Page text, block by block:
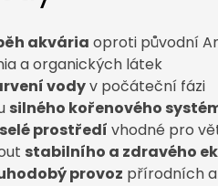
akvária oproti původní
a organických látek
vodyv počáteční fázi
silného kořenového
prostředí vhodné pro
stabilního a zdravého
provoz přírodních